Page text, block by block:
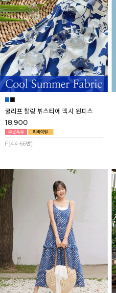
쿨리프 찰랑 뷔스티에 맥시 원피스
18,900
F(44-66반)